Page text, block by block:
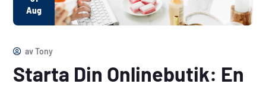
Aug
avTony
Starta Din Onlinebutik: En